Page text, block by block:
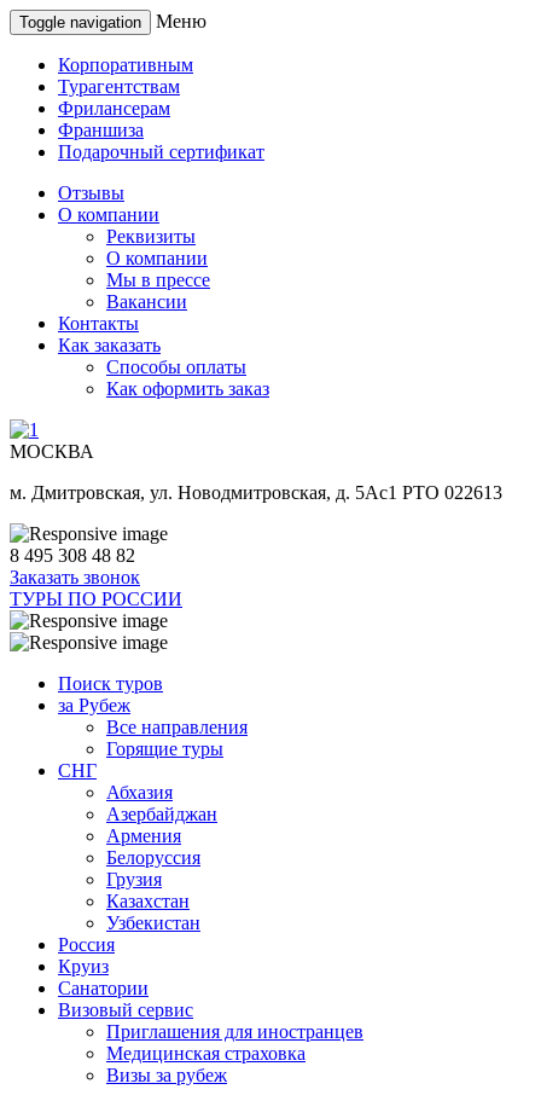
Toggle navigation Меню
Корпоративным
Турагентствам
Фрилансерам
Франшиза
Подарочный сертификат
Отзывы
О компании
Реквизиты
О компании
Мы в прессе
Вакансии
Контакты
Как заказать
Способы оплаты
Как оформить заказ
МОСКВА
м. Дмитровская, ул. Новодмитровская, д. 5Ас1 РТО 022613
8 495 308 48 82
Заказать звонок
ТУРЫ ПО РОССИИ
Поиск туров
за Рубеж
Все направления
Горящие туры
СНГ
Абхазия
Азербайджан
Армения
Белоруссия
Грузия
Казахстан
Узбекистан
Россия
Круиз
Санатории
Визовый сервис
Приглашения для иностранцев
Медицинская страховка
Визы за рубеж